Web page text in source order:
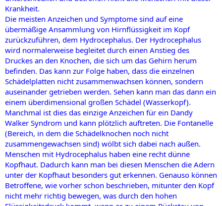
Krankheit.
Die meisten Anzeichen und Symptome sind auf eine
übermäßige Ansammlung von Hirnflüssigkeit im Kopf
zurückzuführen, dem Hydrocephalus. Der Hydrocephalus
wird normalerweise begleitet durch einen Anstieg des
Druckes an den Knochen, die sich um das Gehirn herum
befinden. Das kann zur Folge haben, dass die einzelnen
Schädelplatten nicht zusammenwachsen können, sondern
auseinander getrieben werden. Sehen kann man das dann ein
einem überdimensional großen Schädel (Wasserkopf).
Manchmal ist dies das einzige Anzeichen für ein Dandy
Walker Syndrom und kann plötzlich auftreten. Die Fontanelle
(Bereich, in dem die Schädelknochen noch nicht
zusammengewachsen sind) wölbt sich dabei nach außen.
Menschen mit Hydrocephalus haben eine recht dünne
Kopfhaut. Dadurch kann man bei diesen Menschen die Adern
unter der Kopfhaut besonders gut erkennen. Genauso können
Betroffene, wie vorher schon beschrieben, mitunter den Kopf
nicht mehr richtig bewegen, was durch den hohen